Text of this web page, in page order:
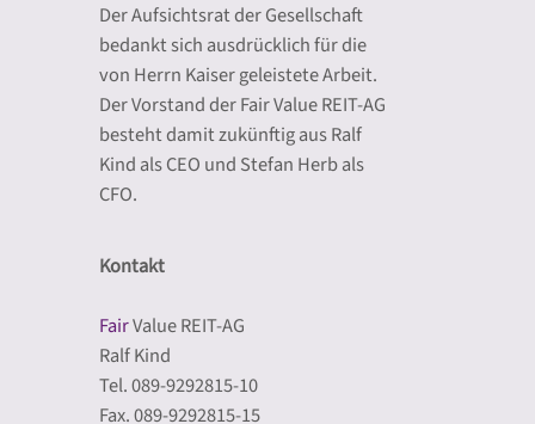
Der Aufsichtsrat der Gesellschaft
bedankt sich ausdrücklich für die
von Herrn Kaiser geleistete Arbeit.
Der Vorstand der Fair Value REIT-AG
besteht damit zukünftig aus Ralf
Kind als CEO und Stefan Herb als
CFO.
Kontakt
FairValue REIT-AG
Ralf Kind
Tel. 089-9292815-10
Fax. 089-9292815-15